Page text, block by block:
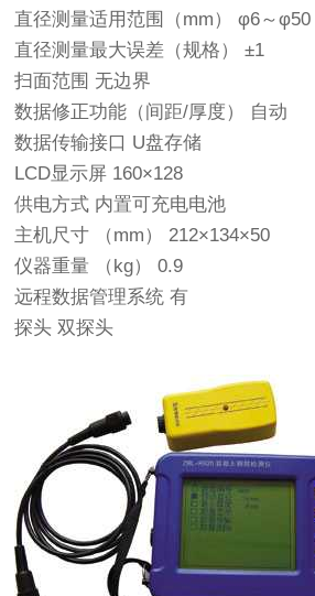
直径测量适用范围（mm） φ6～φ50
直径测量最大误差（规格） ±1
扫面范围 无边界
数据修正功能（间距/厚度） 自动
数据传输接口 U盘存储
LCD显示屏 160×128
供电方式 内置可充电电池
主机尺寸 （mm） 212×134×50
仪器重量 （kg） 0.9
远程数据管理系统 有
探头 双探头